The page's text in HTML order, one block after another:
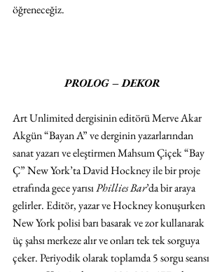
öğreneceğiz.
PROLOG – DEKOR
Art Unlimited dergisinin editörü Merve Akar
Akgün “Bayan A” ve derginin yazarlarından
sanat yazarı ve eleştirmen Mahsum Çiçek “Bay
Ç” New York’ta David Hockney ile bir proje
etrafında gece yarısı Phillies Bar’da bir araya
gelirler. Editör, yazar ve Hockney konuşurken
New York polisi barı basarak ve zor kullanarak
üç şahsı merkeze alır ve onları tek tek sorguya
çeker. Periyodik olarak toplamda 5 sorgu seansı